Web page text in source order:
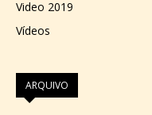
Video 2019
Vídeos
ARQUIVO